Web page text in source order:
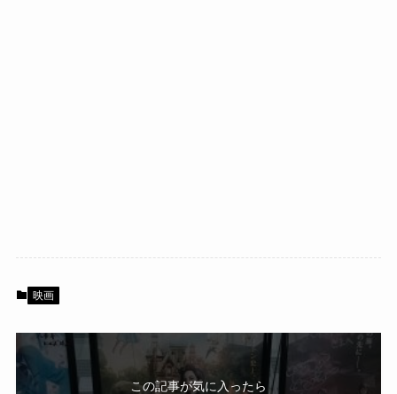
映画
この記事が気に入ったら